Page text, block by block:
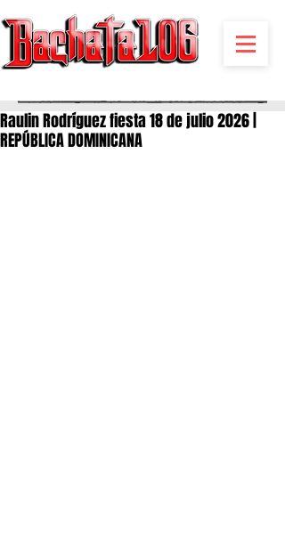
Raulin Rodríguez fiesta 18 de julio 2026 |
REPÚBLICA DOMINICANA